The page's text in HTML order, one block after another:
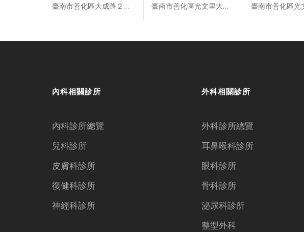
臺南市善化區大成路２１８號１、２樓 臺南市善化區光文里大成路１４２－１號１樓
內科相關診所
內科診所總覽
兒科診所
皮膚科診所
復健科診所
神經科診所
外科相關診所
外科診所總覽
耳鼻喉科診所
眼科診所
骨科診所
泌尿科診所
整型外科